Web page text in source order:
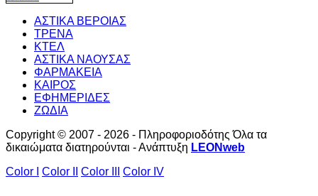
ΑΣΤΙΚΑ ΒΕΡΟΙΑΣ
ΤΡΕΝΑ
ΚΤΕΛ
ΑΣΤΙΚΑ ΝΑΟΥΣΑΣ
ΦΑΡΜΑΚΕΙΑ
ΚΑΙΡΟΣ
ΕΦΗΜΕΡΙΔΕΣ
ΖΩΔΙΑ
Copyright © 2007 - 2026 - Πληροφοριοδότης Όλα τα
δικαιώματα διατηρούνται - Ανάπτυξη LEONweb
Color I
Color II Color III Color IV